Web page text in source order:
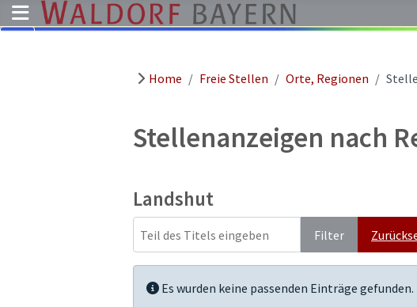
Home Freie Stellen Orte, Regionen
Stellenanzeigen nach
Landshut
Filter
Information
Es wurden keine passenden Einträge gefunden.